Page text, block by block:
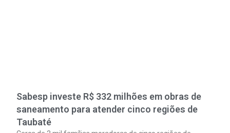
Sabesp investe R$ 332 milhões em obras de
saneamento para atender cinco regiões de
Taubaté